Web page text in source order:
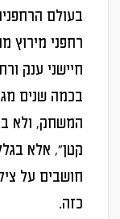
בעולם
רחפני מירוץ
חיישני ענק
בכמה שנים
המשחק, ולא
קטן", אלא
חושבים על
כזה.